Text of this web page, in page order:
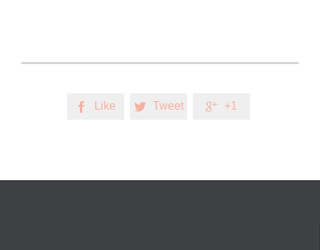
 Like  Tweet  +1